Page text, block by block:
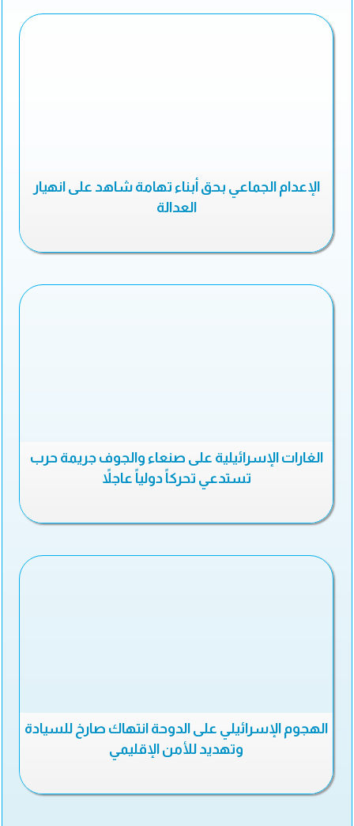
الإعدام الجماعي بحق أبناء تهامة شاهد على انهيار
العدالة
الغارات الإسرائيلية على صنعاء والجوف جريمة حرب
تستدعي تحركاً دولياً عاجلاً
الهجوم الإسرائيلي على الدوحة انتهاك صارخ للسيادة
وتهديد للأمن الإقليمي